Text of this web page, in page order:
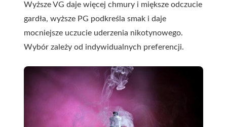
Wyższe VG daje więcej chmury i miększe odczucie
gardła, wyższe PG podkreśla smak i daje
mocniejsze uczucie uderzenia nikotynowego.
Wybór zależy od indywidualnych preferencji.